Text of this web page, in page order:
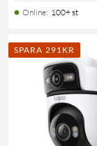
Online: 100+ st
SPARA 291KR